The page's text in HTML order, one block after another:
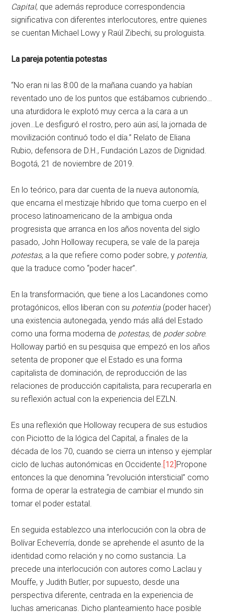
Capital, que además reproduce correspondencia
significativa con diferentes interlocutores, entre quienes
se cuentan Michael Lowy y Raúl Zibechi, su prologuista.
La pareja potentia potestas
“No eran ni las 8:00 de la mañana cuando ya habían
reventado uno de los puntos que estábamos cubriendo…
una aturdidora le explotó muy cerca a la cara a un
joven…Le desfiguró el rostro, pero aún así, la jornada de
movilización continuó todo el día.” Relato de Eliana
Rubio, defensora de D.H., Fundación Lazos de Dignidad.
Bogotá, 21 de noviembre de 2019.
En lo teórico, para dar cuenta de la nueva autonomía,
que encarna el mestizaje híbrido que toma cuerpo en el
proceso latinoamericano de la ambigua onda
progresista que arranca en los años noventa del siglo
pasado, John Holloway recupera, se vale de la pareja
potestas, a la que refiere como poder sobre, y potentia,
que la traduce como “poder hacer”.
En la transformación, que tiene a los Lacandones como
protagónicos, ellos liberan con su potentia (poder hacer)
una existencia autonegada, yendo más allá del Estado
como una forma moderna de potestas, de poder sobre.
Holloway partió en su pesquisa que empezó en los años
setenta de proponer que el Estado es una forma
capitalista de dominación, de reproducción de las
relaciones de producción capitalista, para recuperarla en
su reflexión actual con la experiencia del EZLN.
Es una reflexión que Holloway recupera de sus estudios
con Piciotto de la lógica del Capital, a finales de la
década de los 70, cuando se cierra un intenso y ejemplar
ciclo de luchas autonómicas en Occidente.[12]Propone
entonces la que denomina “revolución intersticial” como
forma de operar la estrategia de cambiar el mundo sin
tomar el poder estatal.
En seguida establezco una interlocución con la obra de
Bolívar Echeverría, donde se aprehende el asunto de la
identidad como relación y no como sustancia. La
precede una interlocución con autores como Laclau y
Mouffe, y Judith Butler; por supuesto, desde una
perspectiva diferente, centrada en la experiencia de
luchas americanas. Dicho planteamiento hace posible